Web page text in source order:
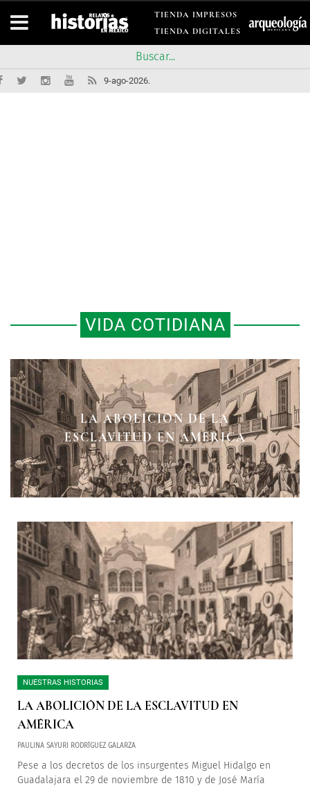
TIENDA IMPRESOS
TIENDA DIGITALES
9-ago-2026.
VIDA COTIDIANA
LA ABOLICIÓN DE LA
ESCLAVITUD EN AMÉRICA
LA ESCLAVITUD EN EL
VIRREINATO DE LA NUEVA
ESPAÑA
LA ESCLAVITUD A TRAVÉS DEL
TIEMPO
NUESTRAS HISTORIAS
LA ABOLICIÓN DE LA ESCLAVITUD EN
AMÉRICA
PAULINA SAYURI RODRÍGUEZ GALARZA
Pese a los decretos de los insurgentes Miguel Hidalgo en
Guadalajara el 29 de noviembre de 1810 y de José María